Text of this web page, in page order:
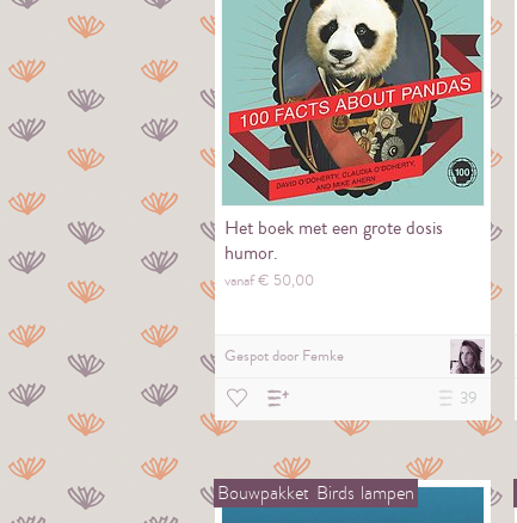
Het boek met een grote dosis
humor.
vanaf € 50,00
Gespot door Femke
39
Bouwpakket Birds lampen